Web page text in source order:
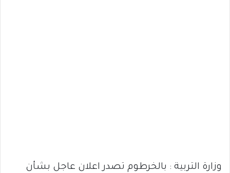
وزارة التربية : بالخرطوم تصدر اعلان عاجل بشأن